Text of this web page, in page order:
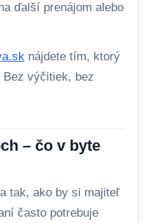
ďalší prenájom alebo
nájdete tím, ktorý
Bez výčitiek, bez
– čo v byte
tak, ako by si majiteľ
často potrebuje